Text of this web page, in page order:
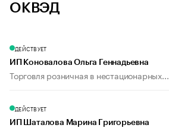
ОКВЭД
ДЕЙСТВУЕТ
ИП Коновалова Ольга Геннадьевна
Торговля розничная в нестационарных...
ДЕЙСТВУЕТ
ИП Шаталова Марина Григорьевна